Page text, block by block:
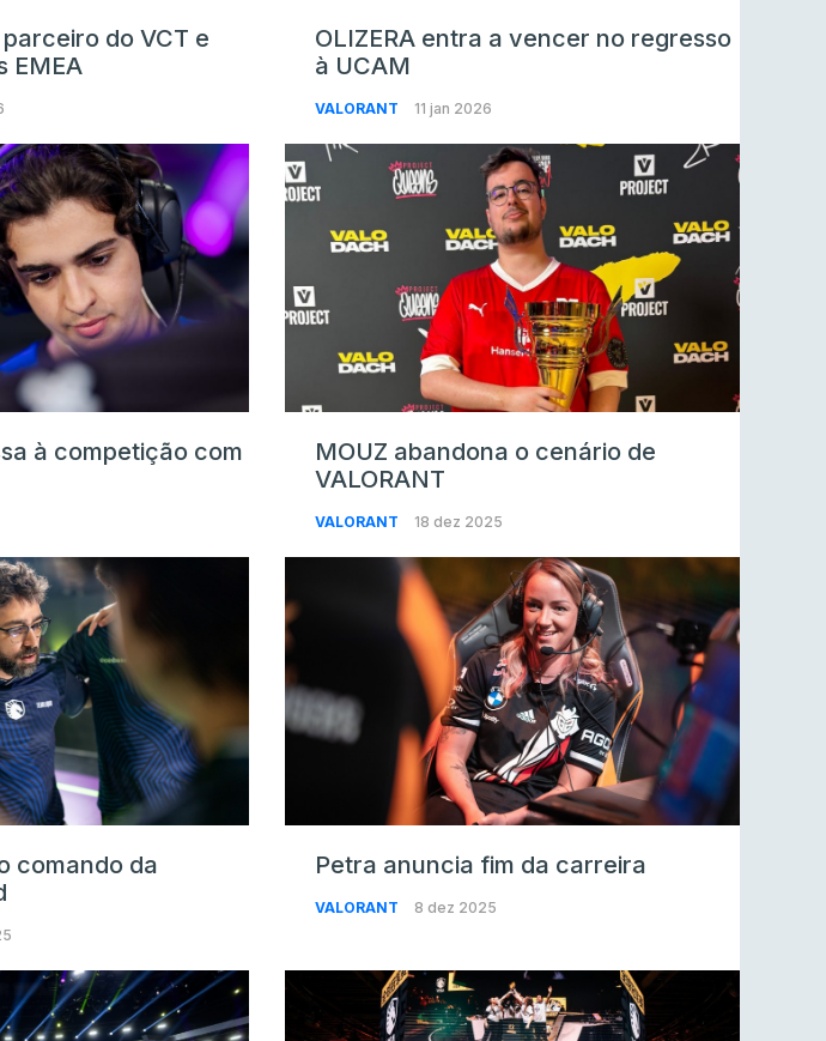
do VCT e
EMEA
OLIZERA entra a vencer no regresso
à UCAM
VALORANT 11 jan 2026
à competição com
MOUZ abandona o cenário de
VALORANT
VALORANT 18 dez 2025
comando da
Petra anuncia fim da carreira
VALORANT 8 dez 2025